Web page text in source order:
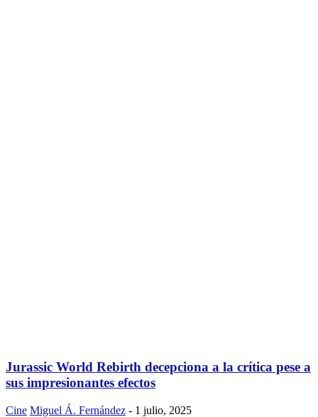
Jurassic World Rebirth decepciona a la crítica pese a
sus impresionantes efectos
Cine Miguel Á. Fernández - 1 julio, 2025